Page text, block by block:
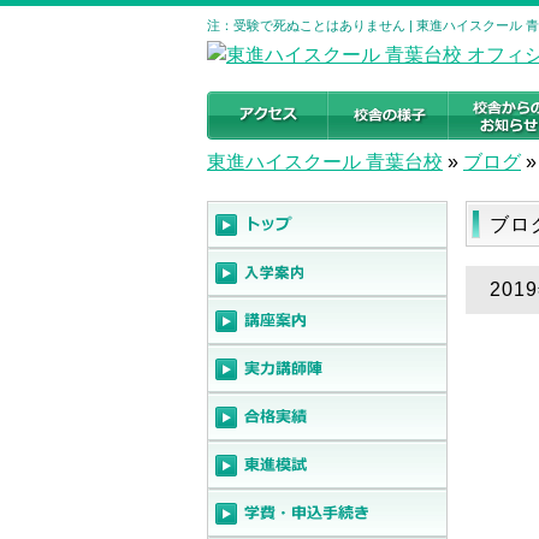
注：受験で死ぬことはありません | 東進ハイスクール
東進ハイスクール 青葉台校 » ブログ »
ブロ